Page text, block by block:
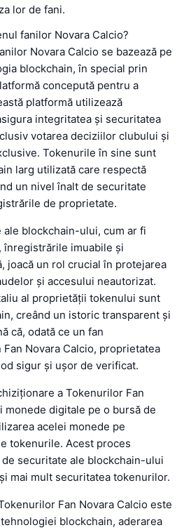
lor de fani.
fanilor Novara Calcio?
Novara Calcio se bazează pe
blockchain, în special prin
concepută pentru a
platformă utilizează
integritatea și securitatea
votarea deciziilor clubului și
Tokenurile în sine sunt
larg utilizată care respectă
un nivel înalt de securitate
de proprietate.
blockchain-ului, cum ar fi
imuabile și
joacă un rol crucial în protejarea
și accesului neautorizat.
al proprietății tokenului sunt
creând un istoric transparent și
că, odată ce un fan
Novara Calcio, proprietatea
sigur și ușor de verificat.
a Tokenurilor Fan
monede digitale pe o bursă de
acelei monede pe
tokenurile. Acest proces
securitate ale blockchain-ului
mai mult securitatea tokenurilor.
Fan Novara Calcio este
blockchain, aderarea